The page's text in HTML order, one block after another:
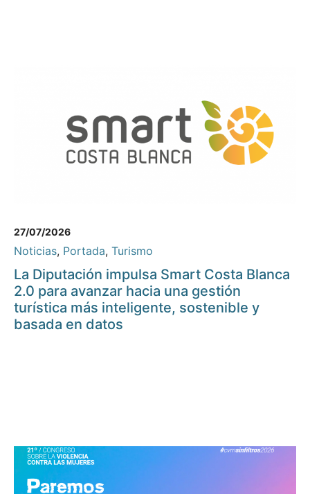
27/07/2026
Noticias, Portada, Turismo
La Diputación impulsa Smart Costa Blanca
2.0 para avanzar hacia una gestión
turística más inteligente, sostenible y
basada en datos